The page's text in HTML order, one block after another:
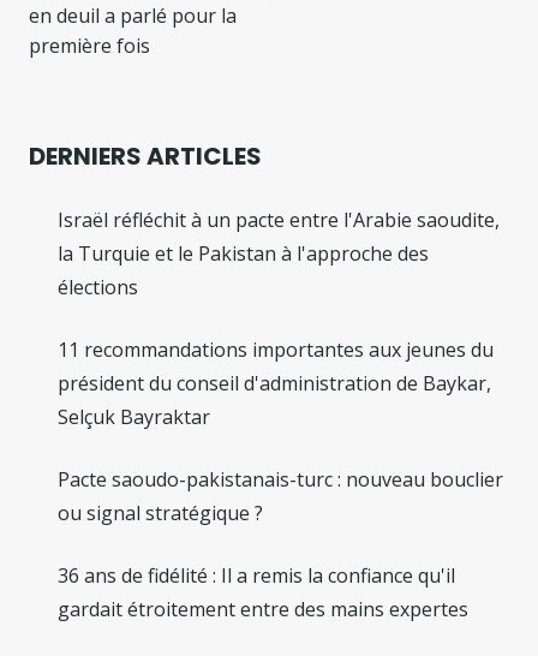
en deuil a parlé pour la
première fois
DERNIERS ARTICLES
Israël réfléchit à un pacte entre l'Arabie saoudite,
la Turquie et le Pakistan à l'approche des
élections
11 recommandations importantes aux jeunes du
président du conseil d'administration de Baykar,
Selçuk Bayraktar
Pacte saoudo-pakistanais-turc : nouveau bouclier
ou signal stratégique ?
36 ans de fidélité : Il a remis la confiance qu'il
gardait étroitement entre des mains expertes